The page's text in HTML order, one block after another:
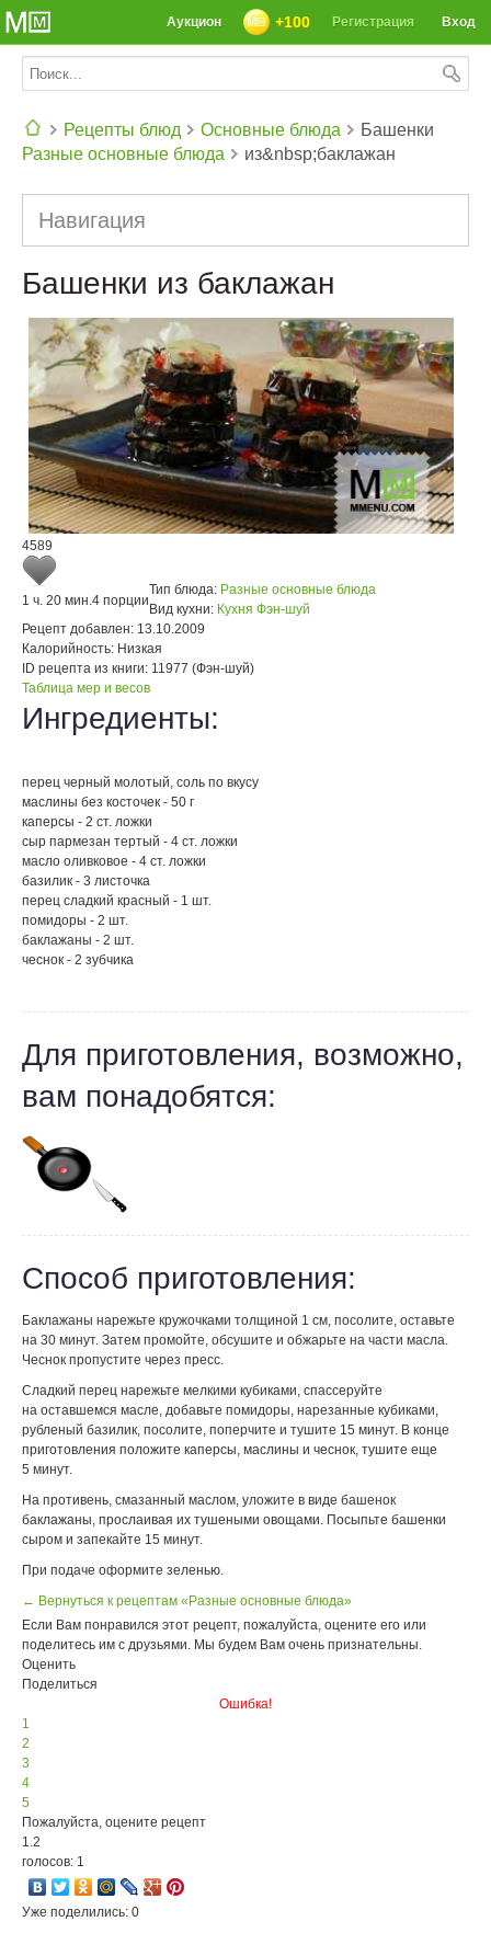
Вход
Регистрация
+100
Аукцион
Рецепты блюд
Основные блюда
Разные основные блюда
Башенки
из&nbsp;баклажан
Навигация
Башенки из баклажан
4589
1 ч. 20 мин. 4 порции
Тип блюда: Разные основные блюда
Вид кухни: Кухня Фэн-шуй
Рецепт добавлен: 13.10.2009
Калорийность: Низкая
ID рецепта из книги: 11977 (Фэн-шуй)
Таблица мер и весов
Ингредиенты:
перец черный молотый, соль по вкусу
маслины без косточек - 50 г
каперсы - 2 ст. ложки
сыр пармезан тертый - 4 ст. ложки
масло оливковое - 4 ст. ложки
базилик - 3 листочка
перец сладкий красный - 1 шт.
помидоры - 2 шт.
баклажаны - 2 шт.
чеснок - 2 зубчика
Для приготовления, возможно,
вам понадобятся:
Способ приготовления:
Баклажаны нарежьте кружочками толщиной 1 см, посолите, оставьте
на 30 минут. Затем промойте, обсушите и обжарьте на части масла.
Чеснок пропустите через пресс.
Сладкий перец нарежьте мелкими кубиками, спассеруйте
на оставшемся масле, добавьте помидоры, нарезанные кубиками,
рубленый базилик, посолите, поперчите и тушите 15 минут. В конце
приготовления положите каперсы, маслины и чеснок, тушите еще
5 минут.
На противень, смазанный маслом, уложите в виде башенок
баклажаны, прослаивая их тушеными овощами. Посыпьте башенки
сыром и запекайте 15 минут.
При подаче оформите зеленью.
← Вернуться к рецептам «Разные основные блюда»
Если Вам понравился этот рецепт, пожалуйста, оцените его или
поделитесь им с друзьями. Мы будем Вам очень признательны.
Оценить
Поделиться
Ошибка!
1
2
3
4
5
Пожалуйста, оцените рецепт
1.2
голосов: 1
Уже поделились: 0